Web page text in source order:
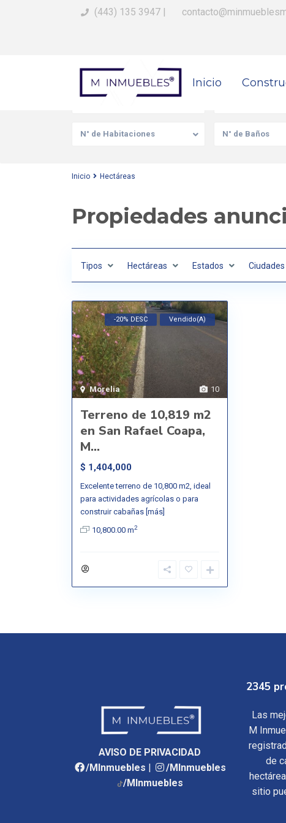
(443) 135 3947 |
Inicio
Busca Tu Propiedad
N° de Habitaciones N° de Baños
Inicio Hectáreas
Propiedades
Tipos Hectáreas Estados Ciudades
10
Morelia
-20% DESC Vendido(a)
Terreno de 10,819 m2
en San Rafael Coapa,
M...
$ 1,404,000
Excelente terreno de 10,800 m2, ideal
para actividades agrícolas o para
construir cabañas [más]
10,800.00 m2
AVISO DE PRIVACIDAD
/MInmuebles |
/MInmuebles
/MInmuebles
2345
Las
M
de
sitio